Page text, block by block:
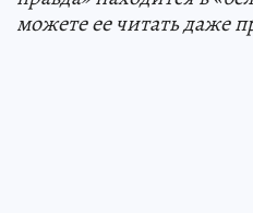
можете ее читать даже